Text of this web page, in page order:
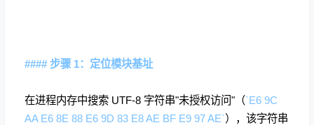
#### 步骤 1：定位模块基址
在进程内存中搜索 UTF-8 字符串"未授权访问"（`E6 9C
AA E6 8E 88 E6 9D 83 E8 AE BF E9 97 AE`），该字符串